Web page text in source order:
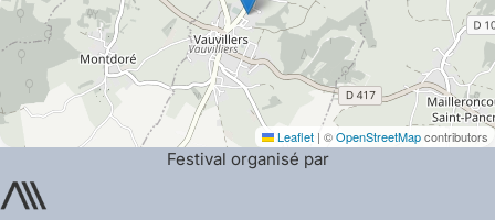
Leaflet | ©OpenStreetMapcontributors
Festival organisé par